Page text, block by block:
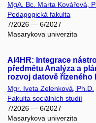
MgA. Bc. Marta Kovářová,
Pedagogická fakulta
7/2026 — 6/2027
Masarykova univerzita
AI4HR: Integrace
předmětu Analýza a
rozvoj datově řízeného
Mgr. Iveta Zelenková, Ph.D.
Fakulta sociálních studií
7/2026 — 6/2027
Masarykova univerzita